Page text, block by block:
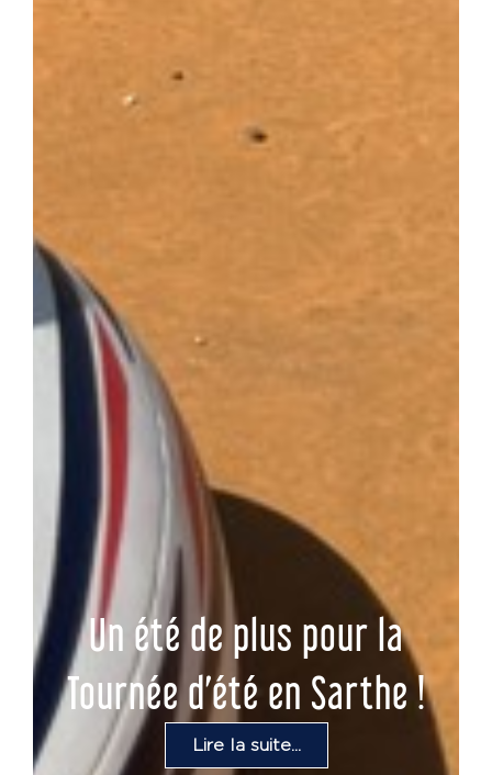
Un été de plus pour la
Tournée d’été en Sarthe !
Lire la suite...